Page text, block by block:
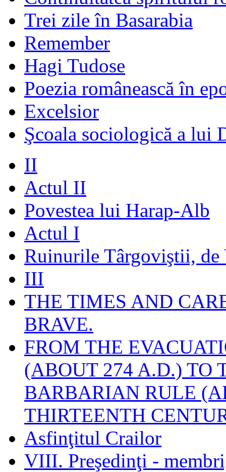
Trei zile în Basarabia
Remember
Hagi Tudose
Poezia românească în
Excelsior
Şcoala sociologică a lui
II
Actul II
Povestea lui Harap-Alb
Actul I
Ruinurile Târgoviştii, de
III
THE TIMES AND
BRAVE.
FROM THE
(ABOUT 274 A.D.) TO
BARBARIAN RULE
THIRTEENTH
Asfinţitul Crailor
VIII. Preşedinţi -